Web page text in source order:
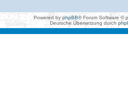
Powered by phpBB® Forum Software ©
Deutsche Übersetzung durch